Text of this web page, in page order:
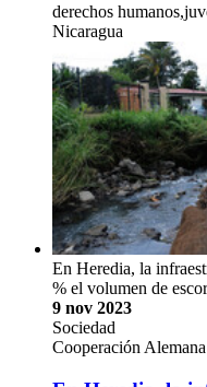
derechos
Nicaragua
En Heredia, la
% el volumen de
9 nov 2023
Sociedad
Cooperación Alemana